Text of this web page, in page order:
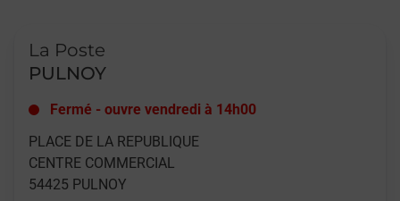
La Poste
PULNOY
Fermé - ouvre vendredi à 14h00
PLACE DE LA REPUBLIQUE
CENTRE COMMERCIAL
54425 PULNOY